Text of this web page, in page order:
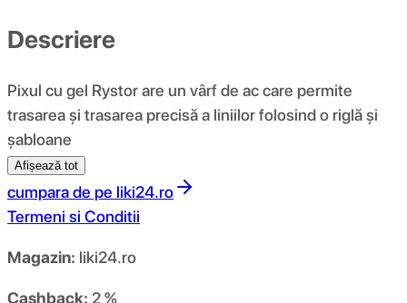
Descriere
Pixul cu gel Rystor are un vârf de ac care permite
trasarea și trasarea precisă a liniilor folosind o riglă și
șabloane
Afișează tot
cumpara de pe liki24.ro
Termeni si Conditii
Magazin: liki24.ro
Cashback: 2 %